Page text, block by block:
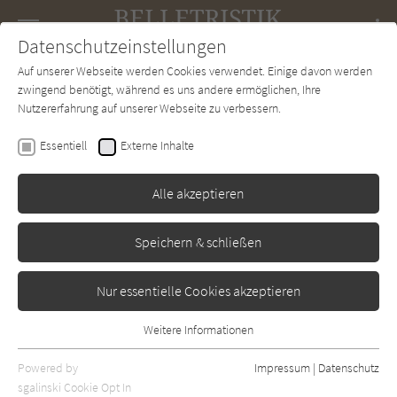
SUCHE Forum Charts Newsletter
Mohsin Hamid
So wirst du stinkreich im
boomenden Asien
Riverhead Books
Datenschutzeinstellungen
Auf unserer Webseite werden Cookies verwendet. Einige davon werden
zwingend benötigt, während es uns andere ermöglichen, Ihre
Nutzererfahrung auf unserer Webseite zu verbessern.
Essentiell Externe Inhalte
Alle akzeptieren
Speichern & schließen
Nur essentielle Cookies akzeptieren
Essentielle Cookies werden für grundlegende Funktionen der
Webseite benötigt. Dadurch ist gewährleistet, dass die Webseite
Weitere Informationen
Powered by
sgalinski Cookie Opt In
Impressum | Datenschutz